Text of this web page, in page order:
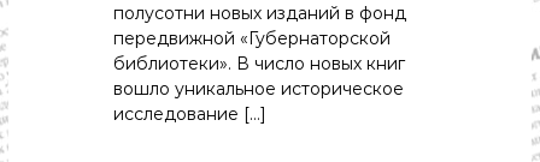
полусотни новых изданий в фонд
передвижной «Губернаторской
библиотеки». В число новых книг
вошло уникальное историческое
исследование […]